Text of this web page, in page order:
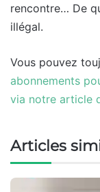
rencontre… De
illégal.
Vous pouvez
abonnements
via notre article
Articles